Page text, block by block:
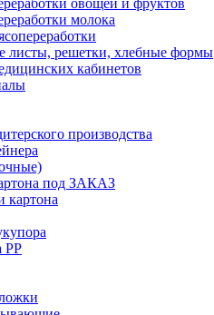
овощей и фруктов
молока
листы, решетки, хлебные формы
кабинетов
производства
под ЗАКАЗ
картона
РР